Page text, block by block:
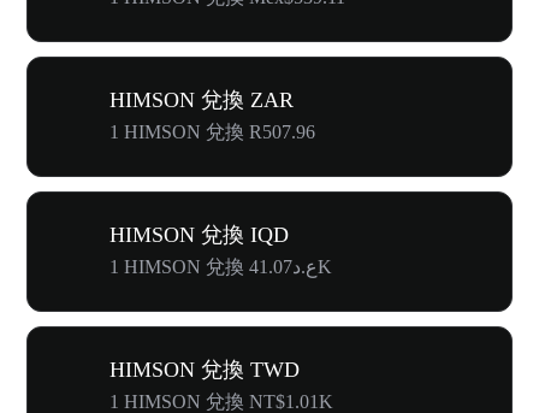
HIMSON 兌換 ZAR
1 HIMSON 兌換 R507.96
HIMSON 兌換 IQD
1 HIMSON 兌換 ع.د41.07K
HIMSON 兌換 TWD
1 HIMSON 兌換 NT$1.01K